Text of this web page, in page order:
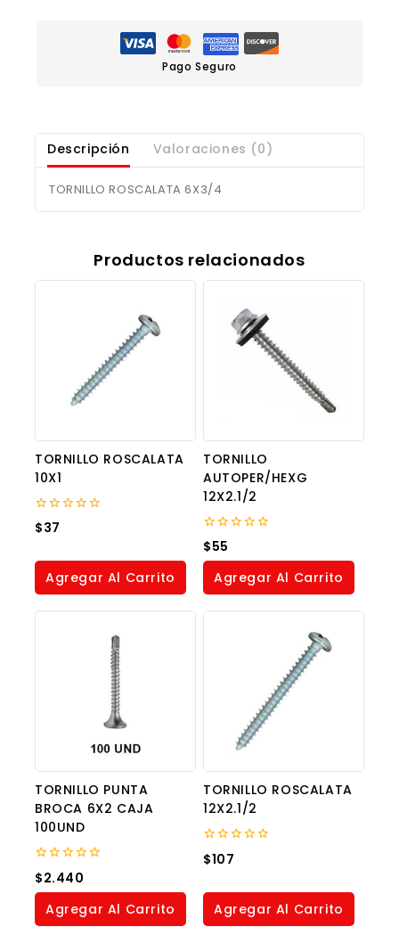
Pago Seguro
Descripción Valoraciones (0)
TORNILLO ROSCALATA 6X3/4
Productos relacionados
TORNILLO ROSCALATA
10X1
0
out
5
$37
Agregar Al Carrito
TORNILLO
AUTOPER/HEXG
12X2.1/2
0
out
of
$55
Agregar Al Carrito
TORNILLO PUNTA
BROCA 6X2 CAJA
100UND
0
out
of
$2.440
Agregar Al Carrito
TORNILLO ROSCALATA
12X2.1/2
0
out
5
$107
Agregar Al Carrito